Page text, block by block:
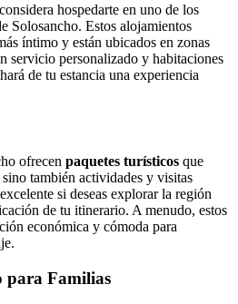
hospedarte en uno de los
Solosancho. Estos alojamientos
íntimo y están ubicados en zonas
servicio personalizado y habitaciones
de tu estancia una experiencia
ofrecen paquetes turísticos que
también actividades y visitas
si deseas explorar la región
de tu itinerario. A menudo, estos
económica y cómoda para
para Familias